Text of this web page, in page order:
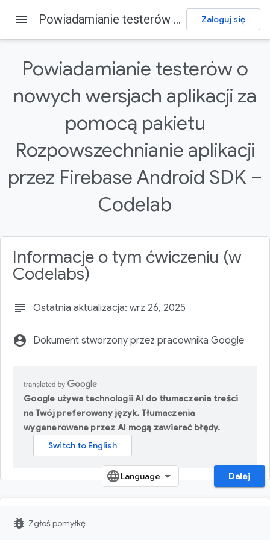
Firebase Firebase Codelabs
1. Przegląd
3. Importowanie aplikacji startowej
4. Tworzenie i konfigurowanie projektu w Firebase
Tworzenie nowego projektu w Firebase
menu Powiadamianie testerów o nowych wersjach aplikacji za pomocą pakietu Rozpowszechnianie aplikacji przez Firebase Android SDK – Codelab Zaloguj się
Powiadamianie testerów o
nowych wersjach aplikacji za
pomocą pakietu
Rozpowszechnianie aplikacji
przez Firebase Android SDK –
Codelab
Informacje o tym ćwiczeniu (w
Codelabs)
subject Ostatnia aktualizacja: wrz 26, 2025
account_circle Dokument stworzony przez pracownika Google
Google używa technologii AI do tłumaczenia treści
na Twój preferowany język. Tłumaczenia
wygenerowane przez AI mogą zawierać błędy.
1. Przegląd
Dalej
bug_report Zgłoś pomyłkę